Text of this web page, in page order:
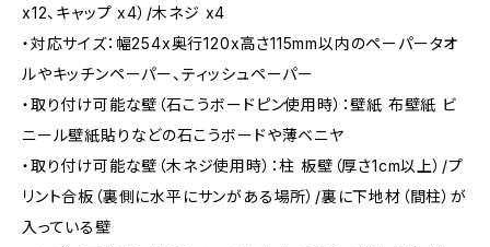
x12、キャップ x4）/木ネジ x4
・対応サイズ：幅254x奥行120x高さ115mm以内のペーパータオ
ルやキッチンペーパー、ティッシュペーパー
・取り付け可能な壁（石こうボードピン使用時）：壁紙 布壁紙 ビ
ニール壁紙貼りなどの石こうボードや薄ベニヤ
・取り付け可能な壁（木ネジ使用時）：柱 板壁（厚さ1cm以上）/プ
リント合板（裏側に水平にサンがある場所）/裏に下地材（間柱）が
入っている壁